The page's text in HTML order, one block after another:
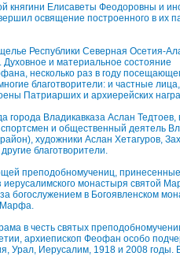
княгини Елисаветы Феодоровны и
освящение построенного в их
Республики Северная Осетия-
и материальное состояние
несколько раз в году
благотворители: и частные
Патриарших и архиерейских
Владикавказа Аслан Тедтоев,
и общественный деятель
художники Аслан Хетагуров,
благотворители.
преподобномучениц, принесенные
монастыря святой
богослужением в Богоявленском
в честь святых
архиепископ Феофан особо
Урал, Иерусалим, 1918 и 2008 годы.